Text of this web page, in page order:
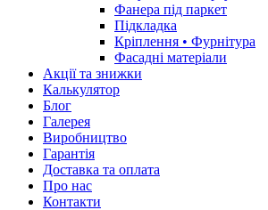
Фанера під паркет
Підкладка
Кріплення • Фурнітура
Фасадні матеріали
Акції та знижки
Калькулятор
Блог
Галерея
Виробництво
Гарантія
Доставка та оплата
Про нас
Контакти